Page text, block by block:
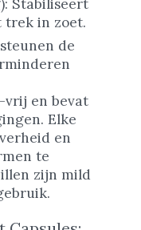
Stabiliseert
trek in zoet.
de
vrij en bevat
Elke
en
te
zijn mild